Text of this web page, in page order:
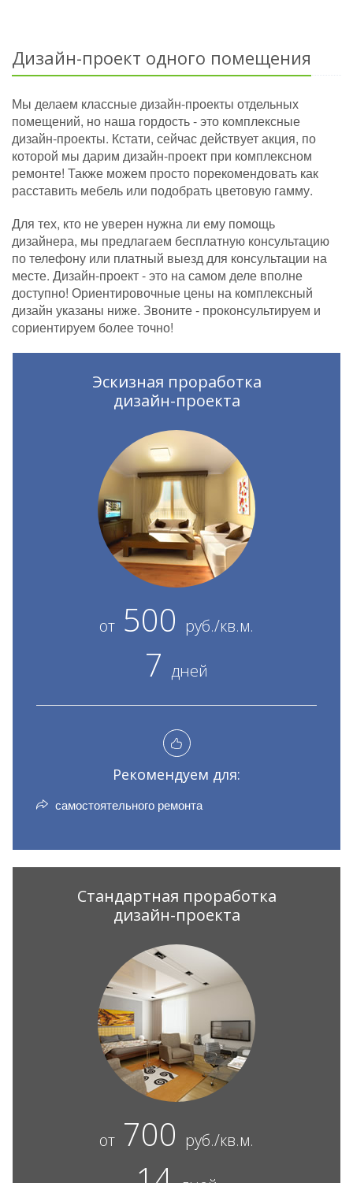
Дизайн-проект одного помещения
Мы делаем классные дизайн-проекты отдельных
помещений, но наша гордость - это комплексные
дизайн-проекты. Кстати, сейчас действует акция, по
которой мы дарим дизайн-проект при комплексном
ремонте! Также можем просто порекомендовать как
расставить мебель или подобрать цветовую гамму.
Для тех, кто не уверен нужна ли ему помощь
дизайнера, мы предлагаем бесплатную консультацию
по телефону или платный выезд для консультации на
месте. Дизайн-проект - это на самом деле вполне
доступно! Ориентировочные цены на комплексный
дизайн указаны ниже. Звоните - проконсультируем и
сориентируем более точно!
Эскизная проработка
дизайн-проекта
от 500 руб./кв.м.
7 дней
Рекомендуем для:
самостоятельного ремонта
Стандартная проработка
дизайн-проекта
от 700 руб./кв.м.